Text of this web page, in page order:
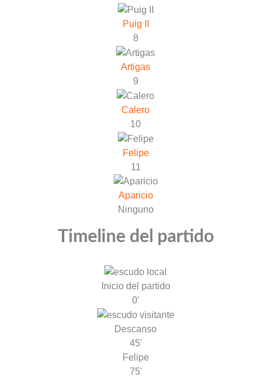
Puig II
8
Artigas
9
Calero
10
Felipe
11
Aparicio
Ninguno
Timeline del partido
Inicio del partido
0'
Descanso
45'
Felipe
75'